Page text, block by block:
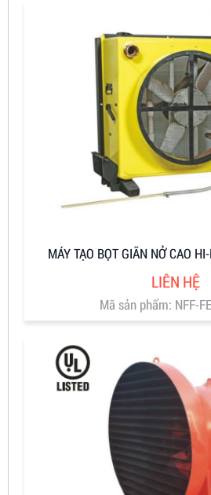
MÁY TẠO BỌT GIÃN NỞ CAO
LIÊN HỆ
Mã sản phẩm: NFF-